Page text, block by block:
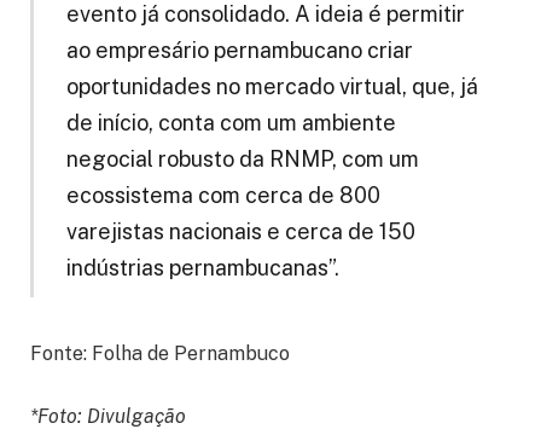
evento já consolidado. A ideia é permitir
ao empresário pernambucano criar
oportunidades no mercado virtual, que, já
de início, conta com um ambiente
negocial robusto da RNMP, com um
ecossistema com cerca de 800
varejistas nacionais e cerca de 150
indústrias pernambucanas”.
Fonte: Folha de Pernambuco
*Foto: Divulgação